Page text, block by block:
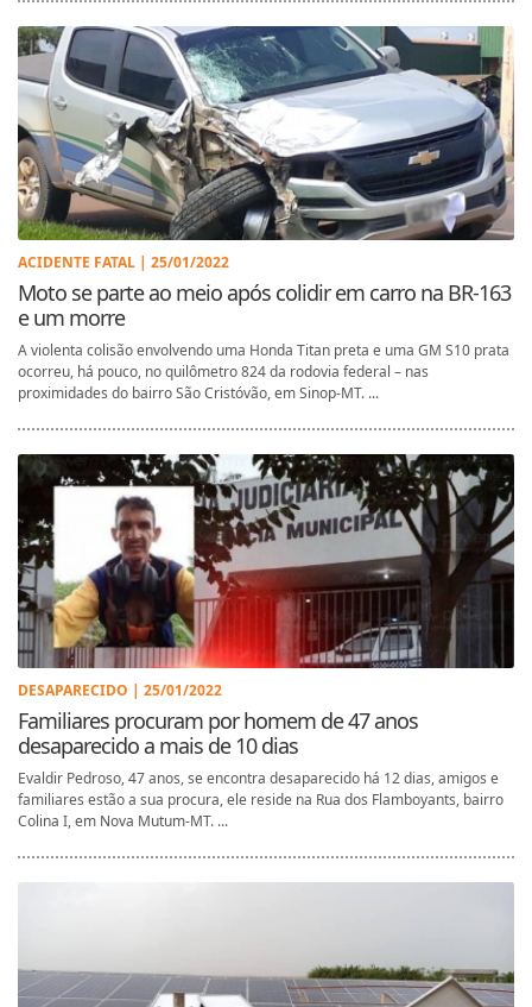
ACIDENTE FATAL | 25/01/2022
Moto se parte ao meio após colidir em carro na BR-163
e um morre
A violenta colisão envolvendo uma Honda Titan preta e uma GM S10 prata
ocorreu, há pouco, no quilômetro 824 da rodovia federal – nas
proximidades do bairro São Cristóvão, em Sinop-MT. ...
DESAPARECIDO | 25/01/2022
Familiares procuram por homem de 47 anos
desaparecido a mais de 10 dias
Evaldir Pedroso, 47 anos, se encontra desaparecido há 12 dias, amigos e
familiares estão a sua procura, ele reside na Rua dos Flamboyants, bairro
Colina I, em Nova Mutum-MT. ...